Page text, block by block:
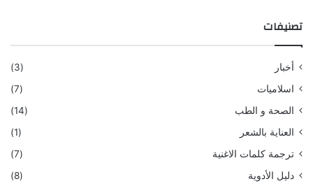
تصنيفات
أخبار
(3)
اسلاميات
(7)
الصحة و الطب
(14)
العناية بالشعر
(1)
ترجمة كلمات الاغنية
(7)
دليل الأدوية
(8)